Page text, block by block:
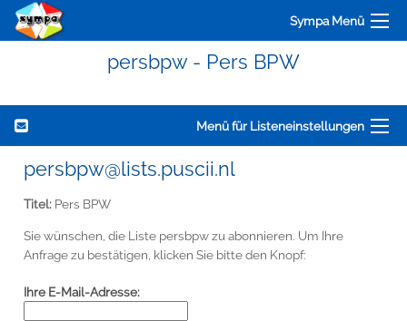
Sympa Menü
persbpw - Pers BPW
Menü für Listeneinstellungen
persbpw@lists.puscii.nl
Titel: Pers BPW
Sie wünschen, die Liste persbpw zu abonnieren. Um Ihre
Anfrage zu bestätigen, klicken Sie bitte den Knopf:
Ihre E-Mail-Adresse: